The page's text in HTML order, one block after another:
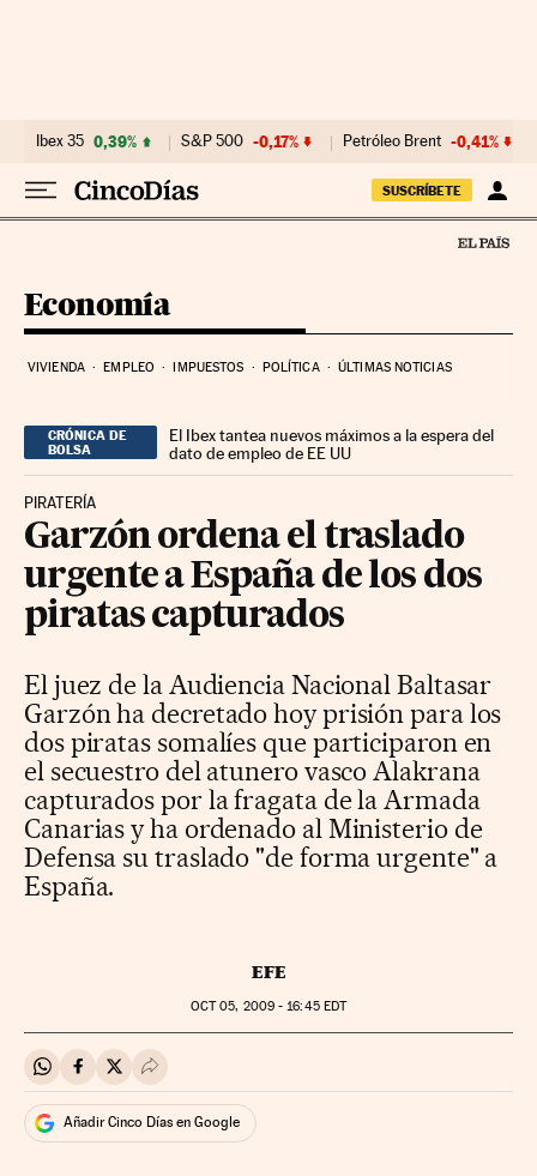
Ibex 35 0,39% S&P 500 -0,17% Petróleo Brent -0,41%
SUSCRÍBETE
Economía
VIVIENDA EMPLEO IMPUESTOS POLÍTICA ÚLTIMAS NOTICIAS
CRÓNICA DE
BOLSA
El Ibex tantea nuevos máximos a la espera del
dato de empleo de EE UU
PIRATERÍA
Garzón ordena el traslado
urgente a España de los dos
piratas capturados
El juez de la Audiencia Nacional Baltasar
Garzón ha decretado hoy prisión para los
dos piratas somalíes que participaron en
el secuestro del atunero vasco Alakrana
capturados por la fragata de la Armada
Canarias y ha ordenado al Ministerio de
Defensa su traslado "de forma urgente" a
España.
EFE
OCT05, 2009 - 16:45EDT
Compartir en Whatsapp
Compartir en Facebook
Compartir en Twitter
Desplegar Redes Sociales
Añadir Cinco Días en Google